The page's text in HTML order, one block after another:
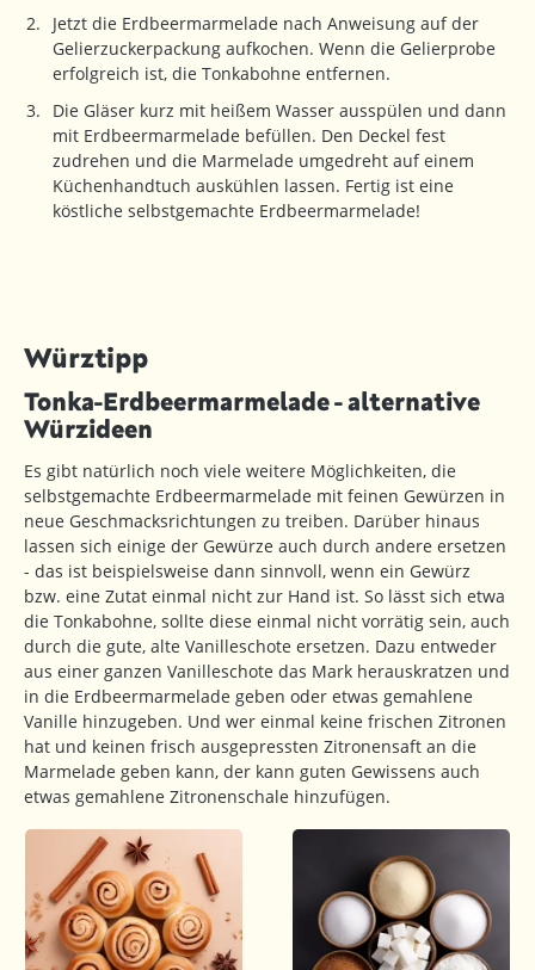
Jetzt die Erdbeermarmelade nach Anweisung auf der
Gelierzuckerpackung aufkochen. Wenn die Gelierprobe
erfolgreich ist, die Tonkabohne entfernen.
Die Gläser kurz mit heißem Wasser ausspülen und dann
mit Erdbeermarmelade befüllen. Den Deckel fest
zudrehen und die Marmelade umgedreht auf einem
Küchenhandtuch auskühlen lassen. Fertig ist eine
köstliche selbstgemachte Erdbeermarmelade!
Würztipp
Tonka-Erdbeermarmelade - alternative
Würzideen
Es gibt natürlich noch viele weitere Möglichkeiten, die
selbstgemachte Erdbeermarmelade mit feinen Gewürzen in
neue Geschmacksrichtungen zu treiben. Darüber hinaus
lassen sich einige der Gewürze auch durch andere ersetzen
- das ist beispielsweise dann sinnvoll, wenn ein Gewürz
bzw. eine Zutat einmal nicht zur Hand ist. So lässt sich etwa
die Tonkabohne, sollte diese einmal nicht vorrätig sein, auch
durch die gute, alte Vanilleschote ersetzen. Dazu entweder
aus einer ganzen Vanilleschote das Mark herauskratzen und
in die Erdbeermarmelade geben oder etwas gemahlene
Vanille hinzugeben. Und wer einmal keine frischen Zitronen
hat und keinen frisch ausgepressten Zitronensaft an die
Marmelade geben kann, der kann guten Gewissens auch
etwas gemahlene Zitronenschale hinzufügen.